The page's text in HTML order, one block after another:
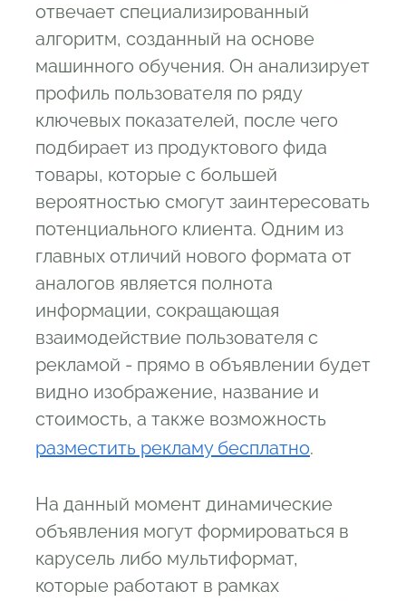
отвечает специализированный
алгоритм, созданный на основе
машинного обучения. Он анализирует
профиль пользователя по ряду
ключевых показателей, после чего
подбирает из продуктового фида
товары, которые с большей
вероятностью смогут заинтересовать
потенциального клиента. Одним из
главных отличий нового формата от
аналогов является полнота
информации, сокращающая
взаимодействие пользователя с
рекламой - прямо в объявлении будет
видно изображение, название и
стоимость, а также возможность
разместить рекламу бесплатно.
На данный момент динамические
объявления могут формироваться в
карусель либо мультиформат,
которые работают в рамках